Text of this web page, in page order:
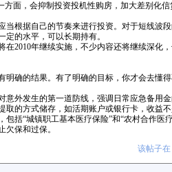
面，会抑制投资投机性购房，加大差别化信
根据自己的节奏来进行投资。对于短线波
的水平，可以长期持有。
2010年继续实施，不少内容还将继续深化
确的结果。有了明确的目标，你才会去懂
外发生的第一道防线，强调日常应急备用
的方式储存，如活期账户或银行卡，收益
括“城镇职工基本医疗保险”和“农村合作医
保和过保。
该帖子在